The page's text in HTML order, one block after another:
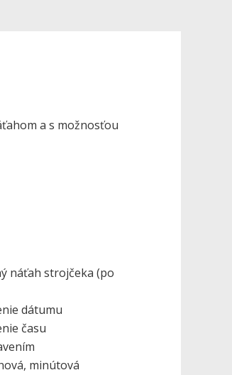
a s možnosťou
náťah strojčeka (po
minútová